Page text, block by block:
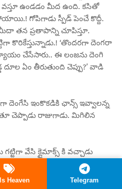
వస్తూ ఉండడం మీద ఉంది. కసితో
గోపిగాడు స్పీడ్ పెంచే కొద్దీ.
తన ప్రతాపాన్ని చూపిస్తూ.
కొరికేస్తున్నాడు.! ‘తొందరగా దెంగరా
చేసేసారు.. ఈ లంజను దెంగి
ఏం తీరుతుంది చెప్పు?’ వాడి
దెంగేసి ఇంకొకడికి ఛాన్స్ ఇవ్వాలన్న
చెప్పాడు రాజుగాడు. మిగిలిన
వేసి క్లైమాక్స్ కి వచ్చాడు
తీసెయ్యడం.. మౌళిగాడు తన
కేవలం అరక్షణంలోనే
Heaven Telegram